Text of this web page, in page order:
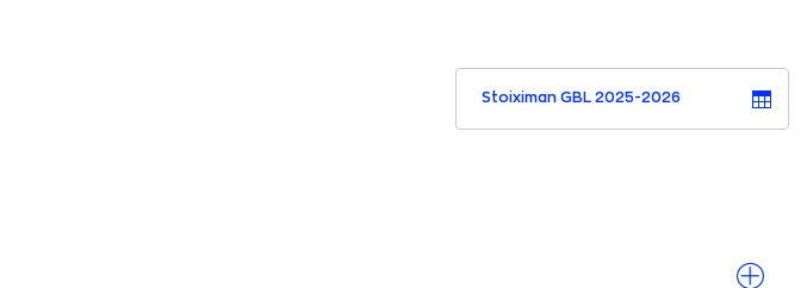
Stoiximan GBL 2025-2026